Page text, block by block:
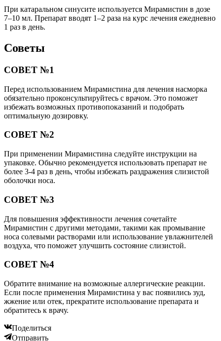
При катаральном синусите используется Мирамистин в дозе
7–10 мл. Препарат вводят 1–2 раза на курс лечения ежедневно
1 раз в день.
Советы
СОВЕТ №1
Перед использованием Мирамистина для лечения насморка
обязательно проконсультируйтесь с врачом. Это поможет
избежать возможных противопоказаний и подобрать
оптимальную дозировку.
СОВЕТ №2
При применении Мирамистина следуйте инструкции на
упаковке. Обычно рекомендуется использовать препарат не
более 3-4 раз в день, чтобы избежать раздражения слизистой
оболочки носа.
СОВЕТ №3
Для повышения эффективности лечения сочетайте
Мирамистин с другими методами, такими как промывание
носа солевыми растворами или использование увлажнителей
воздуха, что поможет улучшить состояние слизистой.
СОВЕТ №4
Обратите внимание на возможные аллергические реакции.
Если после применения Мирамистина у вас появились зуд,
жжение или отек, прекратите использование препарата и
обратитесь к врачу.
Поделиться
Отправить